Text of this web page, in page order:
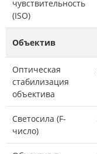
чувствительность
(ISO)
Объектив
Оптическая
стабилизация
объектива
Светосила (F-
число)